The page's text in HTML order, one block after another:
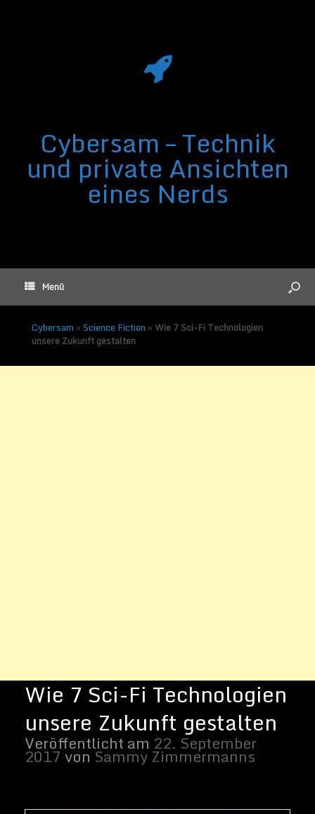
Cybersam – Technik
und private Ansichten
eines Nerds
Menü
Cybersam »Science Fiction » Wie 7 Sci-Fi Technologien
unsere Zukunft gestalten
Oliver Shou/Unsplash